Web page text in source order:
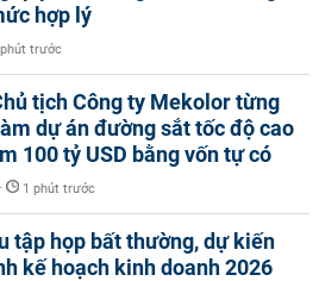
hợp lý
trước
tịch Công ty Mekolor từng
dự án đường sắt tốc độ cao
100 tỷ USD bằng vốn tự có
1 phút trước
tập họp bất thường, dự kiến
kế hoạch kinh doanh 2026